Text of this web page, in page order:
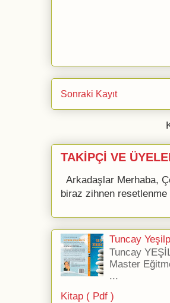
Sonraki Kayıt
TAKİPÇİ VE
Arkadaşlar Merhaba,
biraz zihnen
Tuncay
Tuncay
Master
...
Kitap ( Pdf )